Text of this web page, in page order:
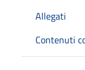
Allegati
Contenuti